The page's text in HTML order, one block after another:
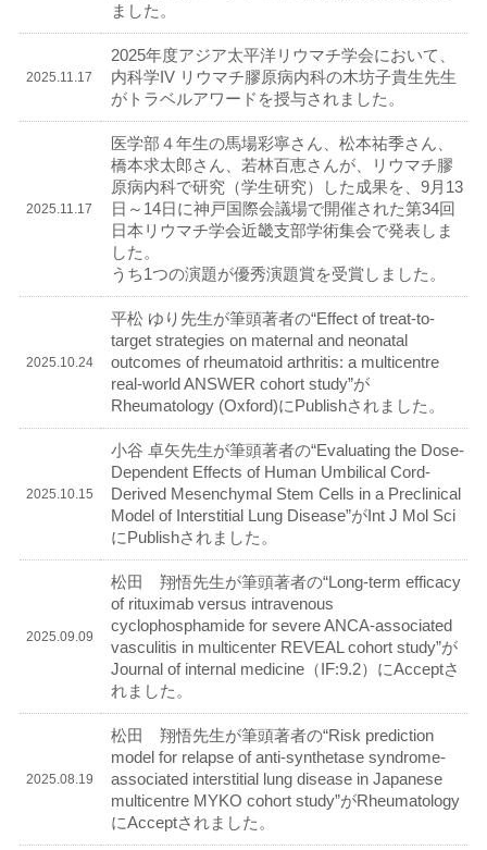
ました。
2025.11.17
2025年度アジア太平洋リウマチ学会において、
内科学IV リウマチ膠原病内科の木坊子貴生先生
がトラベルアワードを授与されました。
2025.11.17
医学部４年生の馬場彩寧さん、松本祐季さん、
橋本求太郎さん、若林百恵さんが、リウマチ膠
原病内科で研究（学生研究）した成果を、9月13
日～14日に神戸国際会議場で開催された第34回
日本リウマチ学会近畿支部学術集会で発表しま
した。
うち1つの演題が優秀演題賞を受賞しました。
2025.10.24
平松 ゆり先生が筆頭著者の“Effect of treat-to-
target strategies on maternal and neonatal
outcomes of rheumatoid arthritis: a multicentre
real-world ANSWER cohort study”が
Rheumatology (Oxford)にPublishされました。
2025.10.15
小谷 卓矢先生が筆頭著者の“Evaluating the Dose-
Dependent Effects of Human Umbilical Cord-
Derived Mesenchymal Stem Cells in a Preclinical
Model of Interstitial Lung Disease”がInt J Mol Sci
にPublishされました。
2025.09.09
松田 翔悟先生が筆頭著者の“Long-term efficacy
of rituximab versus intravenous
cyclophosphamide for severe ANCA-associated
vasculitis in multicenter REVEAL cohort study”が
Journal of internal medicine（IF:9.2）にAcceptさ
れました。
2025.08.19
松田 翔悟先生が筆頭著者の“Risk prediction
model for relapse of anti-synthetase syndrome-
associated interstitial lung disease in Japanese
multicentre MYKO cohort study”がRheumatology
にAcceptされました。